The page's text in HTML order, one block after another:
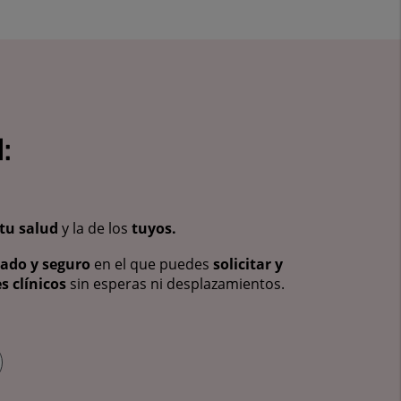
tu salud y la de los tuyos.
y seguro en el que puedes solicitar y
clínicos sin esperas ni desplazamientos.